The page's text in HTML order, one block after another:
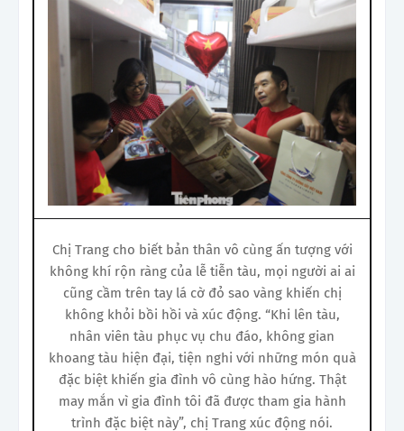
Chị Trang cho biết bản thân vô cùng ấn tượng với
không khí rộn ràng của lễ tiễn tàu, mọi người ai ai
cũng cầm trên tay lá cờ đỏ sao vàng khiến chị
không khỏi bồi hồi và xúc động. “Khi lên tàu,
nhân viên tàu phục vụ chu đáo, không gian
khoang tàu hiện đại, tiện nghi với những món quà
đặc biệt khiến gia đình vô cùng hào hứng. Thật
may mắn vì gia đình tôi đã được tham gia hành
trình đặc biệt này”, chị Trang xúc động nói.